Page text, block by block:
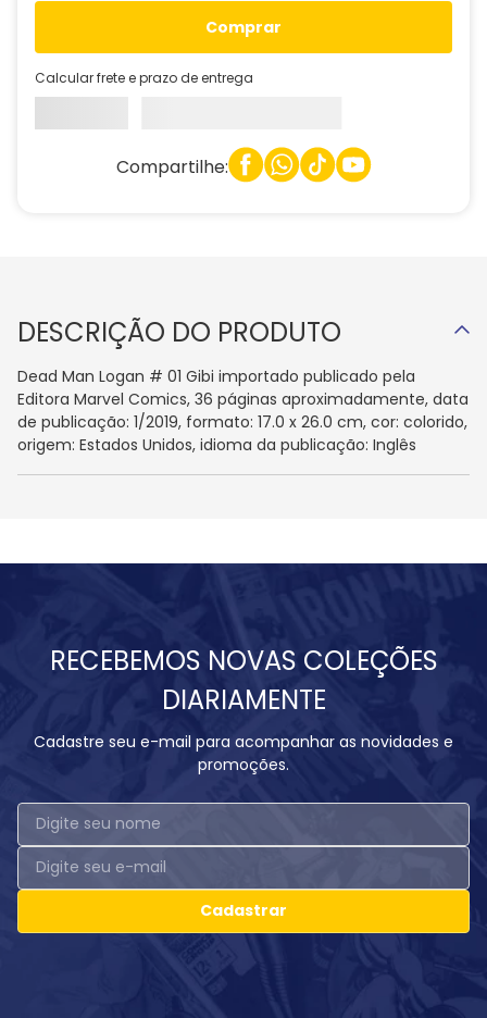
comprar
Calcular frete e prazo de entrega
Compartilhe:
DESCRIÇÃO DO PRODUTO
Dead Man Logan # 01 Gibi importado publicado pela
Editora Marvel Comics, 36 páginas aproximadamente, data
de publicação: 1/2019, formato: 17.0 x 26.0 cm, cor: colorido,
origem: Estados Unidos, idioma da publicação: Inglês
RECEBEMOS NOVAS COLEÇÕES
DIARIAMENTE
Cadastre seu e-mail para acompanhar as novidades e
promoções.
Cadastrar